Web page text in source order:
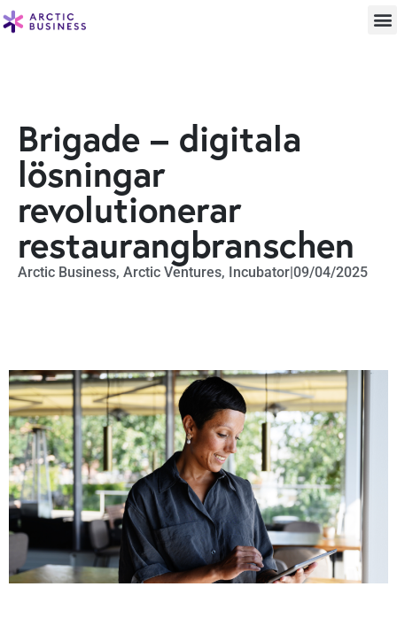
Brigade – digitala
lösningar
revolutionerar
restaurangbranschen
Arctic Business, Arctic Ventures, Incubator|09/04/2025